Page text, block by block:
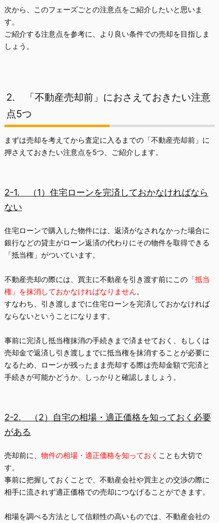
次から、このフェーズごとの注意点をご紹介したいと思いま
す。
ご紹介する注意点を参考に、より良い条件での売却を目指しま
しょう。
2. 「不動産売却前」におさえておきたい注意
点5つ
まずは売却を考えてから査定に入るまでの「不動産売却前」に
押さえておきたい注意点を5つ、ご紹介します。
2-1. （1）住宅ローンを完済しておかなければなら
ない
住宅ローンで購入した物件には、返済がなされなかった場合に
銀行などの貸主がローン返済の代わりにその物件を取得できる
「抵当権」がついています。
不動産売却の際には、買主に不動産を引き渡す前にこの「抵当
権」を抹消しておかなければなりません。
すなわち、 引き渡しまでに住宅ローンを完済しておかなければ
ならないということになります。
事前に完済し抵当権抹消の手続きまで済ませておく、もしくは
売却金で返済し引き渡しまでに抵当権を抹消することが必要に
なるため、ローンが残ったまま売却する際は売却金額で完済と
手続きが可能かどうか、しっかりと確認しましょう。
2-2. （2）自宅の相場・適正価格を知っておく必要
がある
売却前に、 物件の相場・適正価格を知っておく ことも大切で
す。
事前に把握しておくことで、不動産会社や買主との交渉の際に
相手に流されず適正価格での売却につなげることができます。
相場を調べる方法として信頼性の高いものでは、不動産会社の